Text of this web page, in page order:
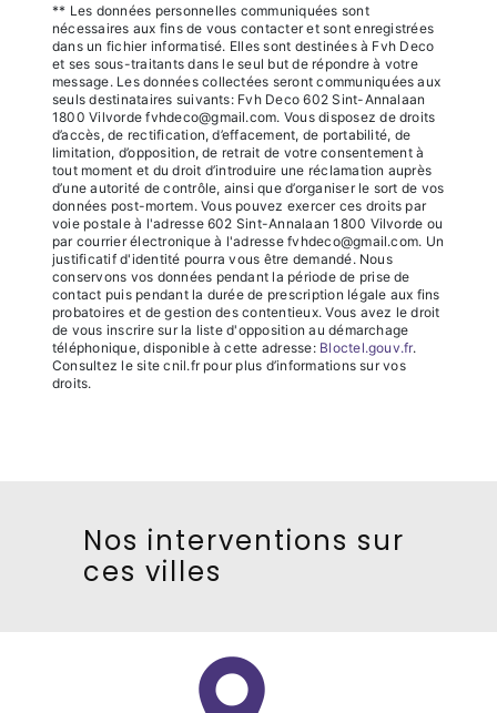
** Les données personnelles communiquées sont
nécessaires aux fins de vous contacter et sont enregistrées
dans un fichier informatisé. Elles sont destinées à Fvh Deco
et ses sous-traitants dans le seul but de répondre à votre
message. Les données collectées seront communiquées aux
seuls destinataires suivants: Fvh Deco 602 Sint-Annalaan
1800 Vilvorde fvhdeco@gmail.com. Vous disposez de droits
d’accès, de rectification, d’effacement, de portabilité, de
limitation, d’opposition, de retrait de votre consentement à
tout moment et du droit d’introduire une réclamation auprès
d’une autorité de contrôle, ainsi que d’organiser le sort de vos
données post-mortem. Vous pouvez exercer ces droits par
voie postale à l'adresse 602 Sint-Annalaan 1800 Vilvorde ou
par courrier électronique à l'adresse fvhdeco@gmail.com. Un
justificatif d'identité pourra vous être demandé. Nous
conservons vos données pendant la période de prise de
contact puis pendant la durée de prescription légale aux fins
probatoires et de gestion des contentieux. Vous avez le droit
de vous inscrire sur la liste d'opposition au démarchage
téléphonique, disponible à cette adresse: Bloctel.gouv.fr.
Consultez le site cnil.fr pour plus d’informations sur vos
droits.
Nos interventions sur
ces villes